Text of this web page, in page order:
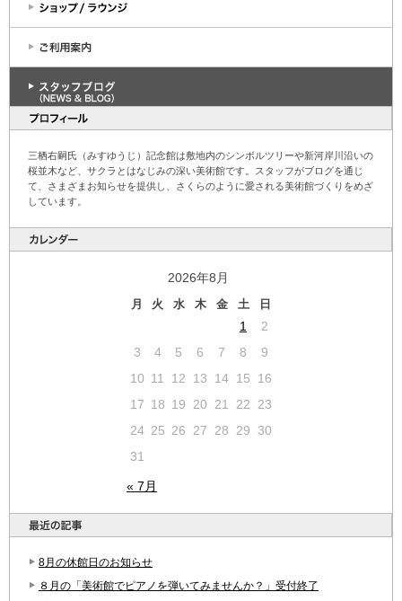
三栖右嗣氏（みすゆうじ）記念館は敷地内のシンボルツリーや新河岸川沿いの
桜並木など、サクラとはなじみの深い美術館です。スタッフがブログを通じ
て、さまざまお知らせを提供し、さくらのように愛される美術館づくりをめざ
しています。
2026年8月
月 火 水 木 金 土 日
« 7月
1
2
3
4 5 6 7 8
9
10 11 12 13 14 15
16
17 18 19 20 21 22
23
24 25 26 27 28 29
30
31
8月の休館日のお知らせ
８月の「美術館でピアノを弾いてみませんか？」受付終了